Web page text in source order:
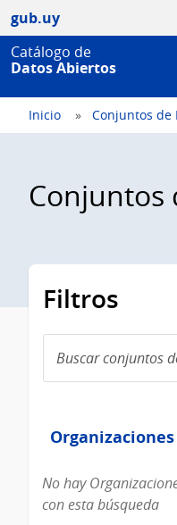
gub.uy
Catálogo de
Datos Abiertos
Inicio Conjuntos de
Conjuntos
Filtros
conjuntos
de
Organizaciones
No hay
con esta búsqueda